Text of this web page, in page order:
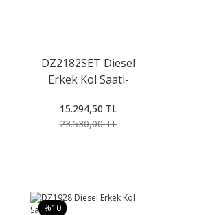
DZ2182SET Diesel
Erkek Kol Saati-
15.294,50 TL
23.530,00 TL
%10